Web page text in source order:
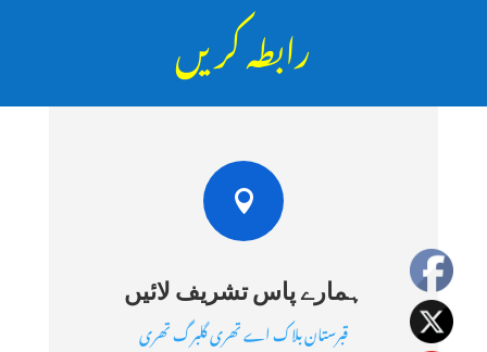
رابطہ کریں

ہمارے پاس تشریف لائیں
قبرستان بلاک اے تھری گلبرگ تھری